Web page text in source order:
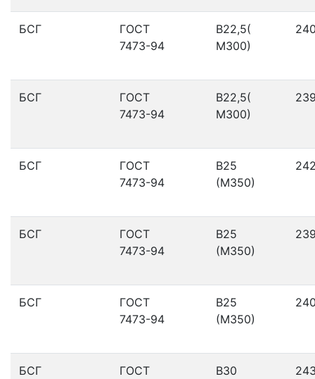
БСГ
ГОСТ
7473-94
В22,5(
М300)
БСГ
ГОСТ
7473-94
В22,5(
М300)
БСГ
ГОСТ
7473-94
В25
(М350)
БСГ
ГОСТ
7473-94
В25
(М350)
БСГ
ГОСТ
7473-94
В25
(М350)
БСГ
ГОСТ
В30